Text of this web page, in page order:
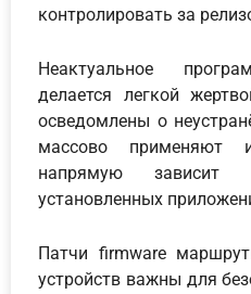
контролировать за
Неактуальное
делается легкой
осведомлены о
массово применяют
напрямую зависит
установленных
Патчи firmware
устройств важны для